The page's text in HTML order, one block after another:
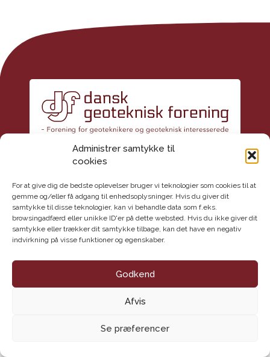
Administrer samtykke til
cookies
For at give dig de bedste oplevelser bruger vi teknologier som cookies til at
gemme og/eller få adgang til enhedsoplysninger. Hvis du giver dit
samtykke til disse teknologier, kan vi behandle data som f.eks.
browsingadfærd eller unikke ID'er på dette websted. Hvis du ikke giver dit
samtykke eller trækker dit samtykke tilbage, kan det have en negativ
indvirkning på visse funktioner og egenskaber.
Godkend
Afvis
Se præferencer
Kontakt
Dansk Geoteknisk Forening
Maglebjergvej 1
2800 Lyngby
E-mail: info@danskgeotekniskforening.dk
Tlf.: 3174 0609
CVR-nr.: 62 16 09 18
Handelsbetingelser